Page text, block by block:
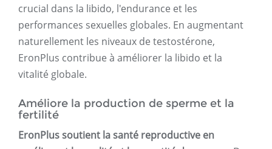
crucial dans la libido, l'endurance et les
performances sexuelles globales. En augmentant
naturellement les niveaux de testostérone,
EronPlus contribue à améliorer la libido et la
vitalité globale.
Améliore la production de sperme et la
fertilité
EronPlus soutient la santé reproductive en